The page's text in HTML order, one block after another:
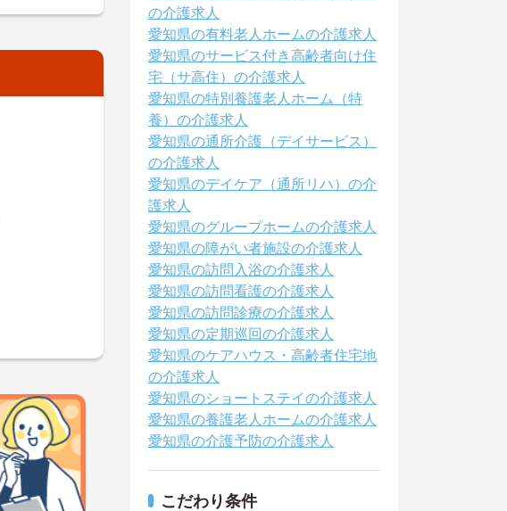
の介護求人
愛知県の有料老人ホームの介護求人
愛知県のサービス付き高齢者向け住
宅（サ高住）の介護求人
愛知県の特別養護老人ホーム（特
養）の介護求人
愛知県の通所介護（デイサービス）
の介護求人
愛知県のデイケア（通所リハ）の介
護求人
愛知県のグループホームの介護求人
愛知県の障がい者施設の介護求人
愛知県の訪問入浴の介護求人
愛知県の訪問看護の介護求人
愛知県の訪問診療の介護求人
愛知県の定期巡回の介護求人
愛知県のケアハウス・高齢者住宅地
の介護求人
愛知県のショートステイの介護求人
愛知県の養護老人ホームの介護求人
愛知県の介護予防の介護求人
こだわり条件